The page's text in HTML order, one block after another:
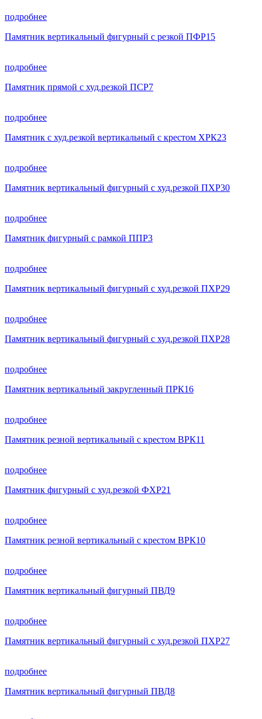
подробнее
Памятник вертикальный фигурный с резкой ПФР15
подробнее
Памятник прямой с худ.резкой ПСР7
подробнее
Памятник с худ.резкой вертикальный с крестом ХРК23
подробнее
Памятник вертикальный фигурный с худ.резкой ПХР30
подробнее
Памятник фигурный с рамкой ППР3
подробнее
Памятник вертикальный фигурный с худ.резкой ПХР29
подробнее
Памятник вертикальный фигурный с худ.резкой ПХР28
подробнее
Памятник вертикальный закругленный ПРК16
подробнее
Памятник резной вертикальный с крестом ВРК11
подробнее
Памятник фигурный с худ.резкой ФХР21
подробнее
Памятник резной вертикальный с крестом ВРК10
подробнее
Памятник вертикальный фигурный ПВД9
подробнее
Памятник вертикальный фигурный с худ.резкой ПХР27
подробнее
Памятник вертикальный фигурный ПВД8